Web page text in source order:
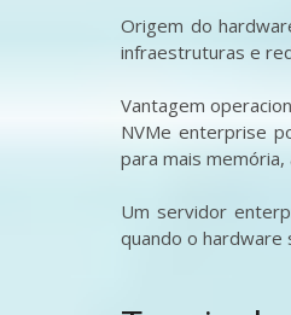
Origem do
infraestruturas e
Vantagem
NVMe enterprise
para mais
Um servidor
quando o hardware